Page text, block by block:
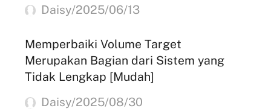
Daisy/2025/06/13
Memperbaiki Volume Target
Merupakan Bagian dari Sistem yang
Tidak Lengkap [Mudah]
Daisy/2025/08/30